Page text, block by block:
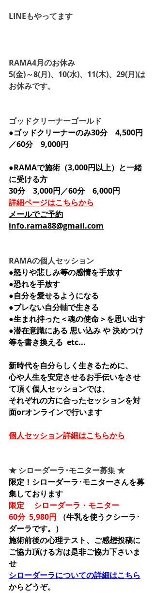
LINEもやってます
RAMA4月のお休み
5(金)～8(月)、10(水)、11(木)、29(月)は
お休みです。
ゴッドクリーナーゴールド
●ゴッドクリーナーのみ30分　4,500円
／60分　9,000円
●RAMAで施術（3,000円以上）と一緒
に受ける方
30分　3,000円／60分　6,000円
詳細ページはこちらから
メールでご予約
info.rama88@gmail.com
RAMAの個人セッション
●怒りや悲しみ等の感情を手放す
●恐れを手放す
●自分を愛せるようになる
●ブレない自分軸で生きる
●生まれ持った＜魂の使命＞を思い出す
●潜在意識にある 思い込み や 決めつけ
等を書き換える  etc...
新時代を自分らしく生きるために、
心や人生を安定させるお手伝いをさせ
て頂く個人セッションでは、
それぞれの方に合ったセッションを対
面orオンラインで行います
個人セッション詳細はこちらから
★ シローダーラ･モニター募集 ★
限定！シローダーラ･モニターさんを募
集しております
限定 　シローダーラ・モニター
60分  5,980円
（牛乳を使うクシーラ･
ダーラです。）
施術前後の心理テスト、ご感想投稿に
ご協力頂ける方は是非ご協力下さいま
せ
シローダーラについての詳細はこちら
からどうぞ。